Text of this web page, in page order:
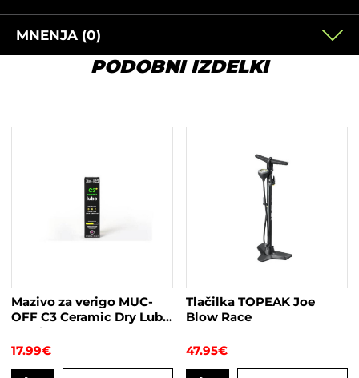
MNENJA (0)
PODOBNI IZDELKI
Mazivo za verigo MUC-
OFF C3 Ceramic Dry Lube
50ml
17.99€
Tlačilka TOPEAK Joe
Blow Race
47.95€